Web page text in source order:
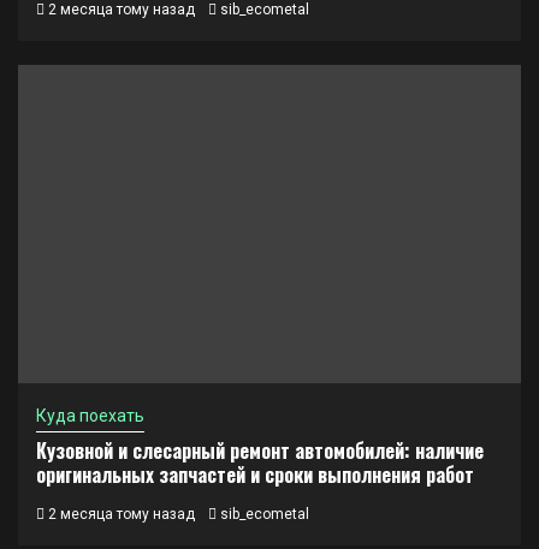
2 месяца тому назад sib_ecometal
Куда поехать
Кузовной и слесарный ремонт автомобилей: наличие
оригинальных запчастей и сроки выполнения работ
2 месяца тому назад sib_ecometal